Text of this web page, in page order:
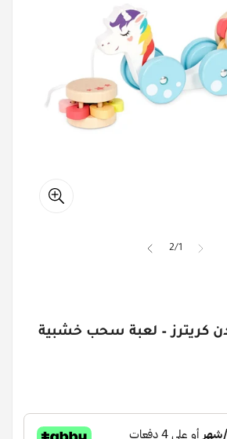
1
/
2
كريترز – لعبة سحب خشبية